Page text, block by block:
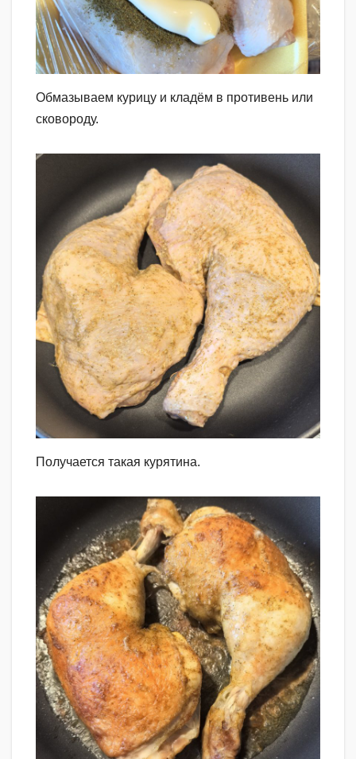
Обмазываем курицу и кладём в противень или
сковороду.
Получается такая курятина.